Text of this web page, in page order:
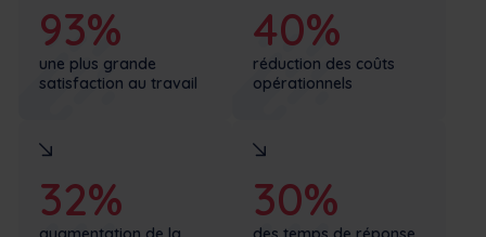
93%
une plus grande
satisfaction au travail
40%
réduction des coûts
opérationnels
32% 30%